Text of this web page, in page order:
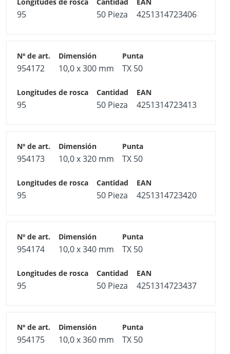
95 50 Pieza 4251314723406
954172 10,0 x 300 mm TX 50
95 50 Pieza 4251314723413
954173 10,0 x 320 mm TX 50
95 50 Pieza 4251314723420
954174 10,0 x 340 mm TX 50
95 50 Pieza 4251314723437
954175 10,0 x 360 mm TX 50